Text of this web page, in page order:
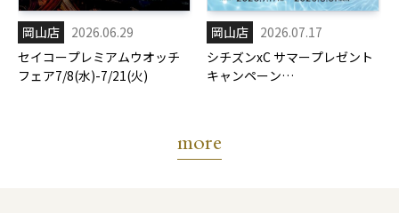
岡山店
2026.06.29
セイコープレミアムウオッチ
フェア7/8(水)-7/21(火)
岡山店
2026.07.17
シチズンxC サマープレゼント
キャンペーン
more